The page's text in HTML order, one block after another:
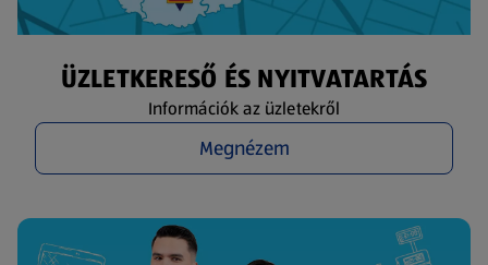
ÜZLETKERESŐ ÉS NYITVATARTÁS
Információk az üzletekről
Megnézem